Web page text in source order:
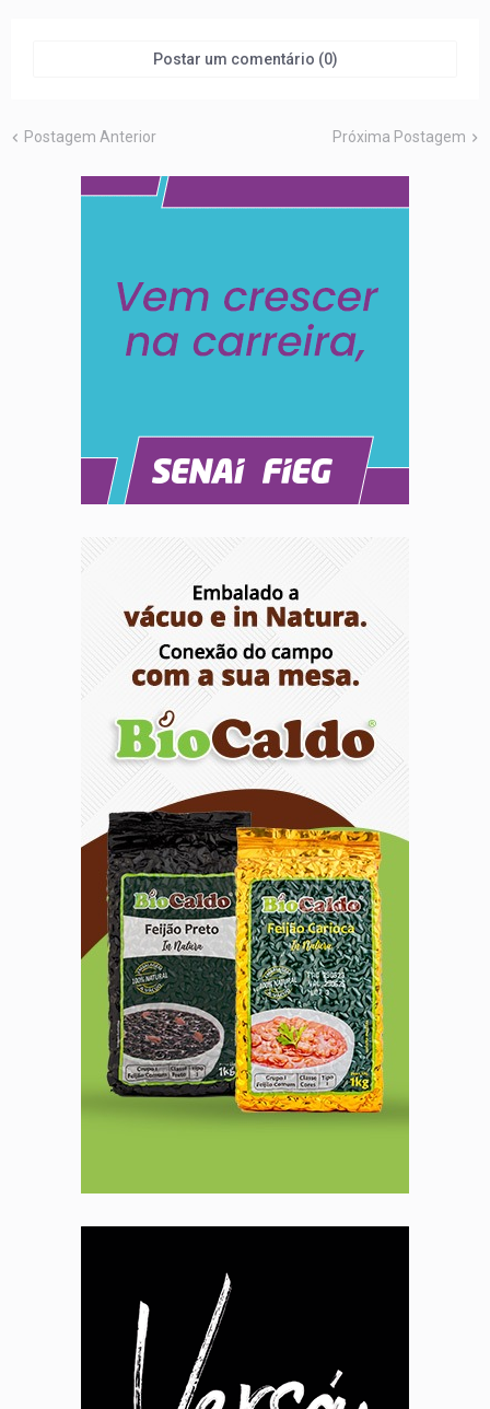
Postar um comentário (0)
Postagem Anterior Próxima Postagem